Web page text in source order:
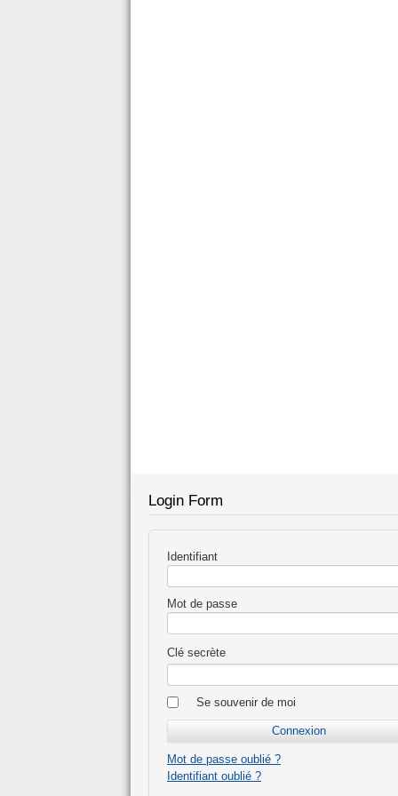
Login Form
Identifiant
Mot de passe
Clé secrète
Se souvenir de moi
Mot de passe oublié ?
Identifiant oublié ?